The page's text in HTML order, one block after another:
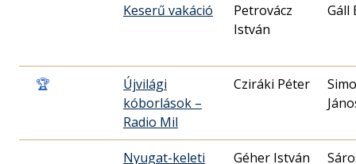
Keserű vakáció
Petrovácz
István
Gáll
🏆
Újvilági
kóborlások –
Radio Mil
Cziráki Péter
Nyugat-keleti Géher István